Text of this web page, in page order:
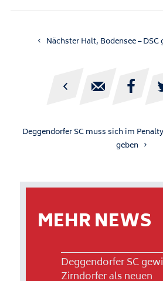
Nächster Halt, Bodensee –
  
Deggendorfer SC muss sich im
geben
MEHR NEWS
Deggendorfer SC
Zirndorfer als neuen